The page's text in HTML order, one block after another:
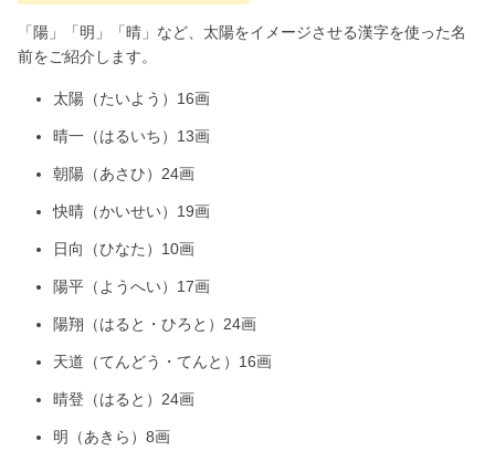
「陽」「明」「晴」など、太陽をイメージさせる漢字を使った名
前をご紹介します。
太陽（たいよう）16画
晴一（はるいち）13画
朝陽（あさひ）24画
快晴（かいせい）19画
日向（ひなた）10画
陽平（ようへい）17画
陽翔（はると・ひろと）24画
天道（てんどう・てんと）16画
晴登（はると）24画
明（あきら）8画